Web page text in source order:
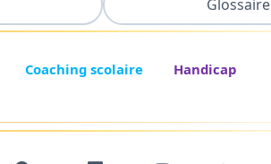
Glossaire
Coaching scolaire
Handicap